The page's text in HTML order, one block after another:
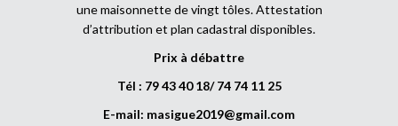
une maisonnette de vingt tôles. Attestation
d’attribution et plan cadastral disponibles.
Prix à débattre
Tél : 79 43 40 18/ 74 74 11 25
E-mail: masigue2019@gmail.com